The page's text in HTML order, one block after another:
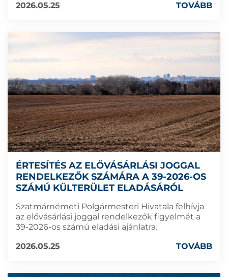
2026.05.25 TOVÁBB
ÉRTESÍTÉS AZ ELŐVÁSÁRLÁSI JOGGAL
RENDELKEZŐK SZÁMÁRA A 39-2026-OS
SZÁMÚ KÜLTERÜLET ELADÁSÁRÓL
Szatmárnémeti Polgármesteri Hivatala felhívja
az elővásárlási joggal rendelkezők figyelmét a
39-2026-os számú eladási ajánlatra.
2026.05.25
TOVÁBB